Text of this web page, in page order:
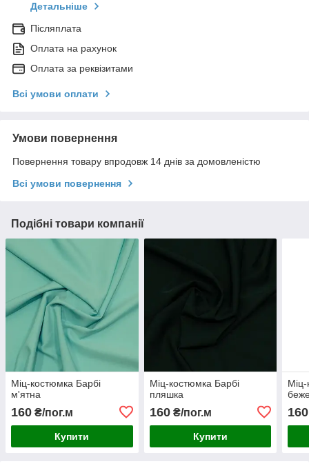
Детальніше
Післяплата
Оплата на рахунок
Оплата за реквізитами
Всі умови оплати
Умови повернення
Повернення товару впродовж 14 днів за домовленістю
Всі умови повернення
Подібні товари компанії
Міц-костюмка Барбі
м'ятна
160 ₴/пог.м
Купити
Міц-костюмка Барбі
пляшка
160₴/пог.м
Купити
160